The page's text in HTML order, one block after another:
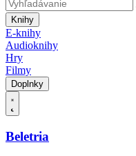
Knihy
E-knihy
Audioknihy
Hry
Filmy
Doplnky
Beletria